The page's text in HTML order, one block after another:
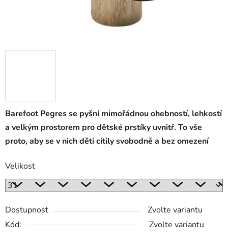
Barefoot Pegres se pyšní mimořádnou ohebností, lehkostí
a velkým prostorem pro dětské prstíky uvnitř. To vše
proto, aby se v nich děti cítily svobodně a bez omezení
Velikost
Dostupnost
Zvolte variantu
Kód:
Zvolte variantu